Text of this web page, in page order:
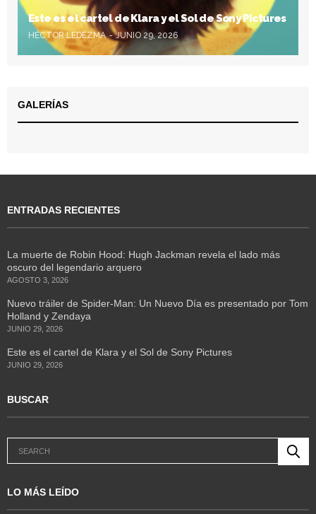
Este es el cartel de Klara y el Sol de Sony Pictures
HÉCTOR LEDEZMA JUNIO 29, 2026
GALERÍAS
ENTRADAS RECIENTES
La muerte de Robin Hood: Hugh Jackman revela el lado más
oscuro del legendario arquero
AGOSTO 3, 2026
Nuevo tráiler de Spider-Man: Un Nuevo Día es presentado por Tom
Holland y Zendaya
JUNIO 29, 2026
Este es el cartel de Klara y el Sol de Sony Pictures
JUNIO 29, 2026
BUSCAR
LO MÁS LEÍDO